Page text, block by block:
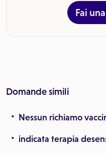
Fai
Domande simili
Nessun richiamo
indicata terapia